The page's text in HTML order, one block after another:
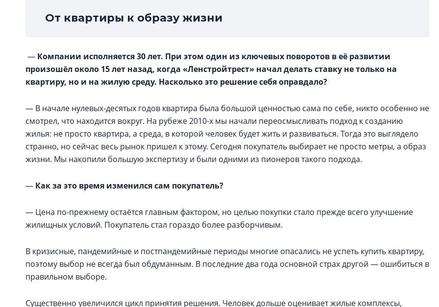
От квартиры к образу жизни
— Компании исполняется 30 лет. При этом один из ключевых поворотов в её развитии
произошёл около 15 лет назад, когда «Ленстройтрест» начал делать ставку не только на
квартиру, но и на жилую среду. Насколько это решение себя оправдало?
— В начале нулевых-десятых годов квартира была большой ценностью сама по себе, никто особенно не
смотрел, что находится вокруг. На рубеже 2010-х мы начали переосмысливать подход к созданию
жилья: не просто квартира, а среда, в которой человек будет жить и развиваться. Тогда это выглядело
странно, но сейчас весь рынок пришел к этому. Сегодня покупатель выбирает не просто метры, а образ
жизни. Мы накопили большую экспертизу и были одними из пионеров такого подхода.
— Как за это время изменился сам покупатель?
— Цена по-прежнему остаётся главным фактором, но целью покупки стало прежде всего улучшение
жилищных условий. Покупатель стал гораздо более разборчивым.
В кризисные, пандемийные и постпандемийные периоды многие опасались не успеть купить квартиру,
поэтому выбор не всегда был обдуманным. В последние два года основной страх другой — ошибиться в
правильном выборе.
Существенно увеличился цикл принятия решения. Человек дольше оценивает жилые комплексы,